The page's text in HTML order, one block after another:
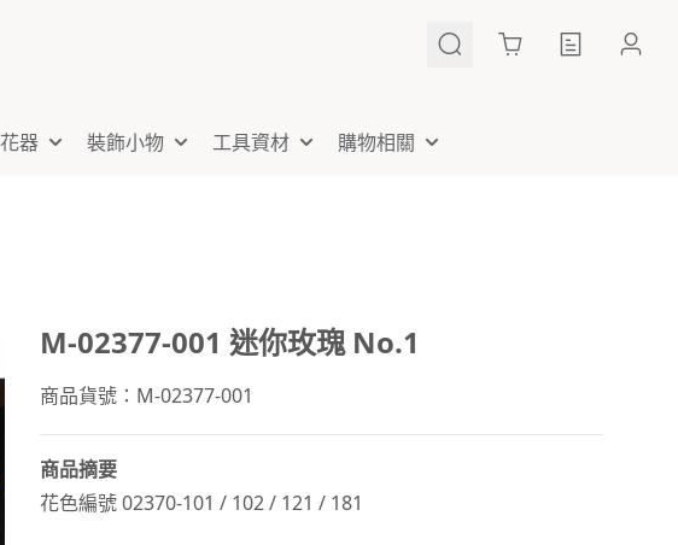
Cart
花器 裝飾小物 工具資材 購物相關
M-02377-001 迷你玫瑰 No.1
商品貨號：M-02377-001
商品摘要
花色編號 02370-101 / 102 / 121 / 181